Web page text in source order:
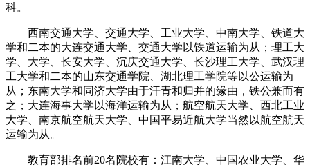
科。
西南交通大学、交通大学、工业大学、中南大学、铁道大
学和二本的大连交通大学、交通大学以铁道运输为从；理工大
学、大学、长安大学、沉庆交通大学、长沙理工大学、武汉理
工大学和二本的山东交通学院、湖北理工学院等以公运输为
从；东南大学和同济大学由于汗青和归并的缘由，铁公兼而有
之；大连海事大学以海洋运输为从；航空航天大学、西北工业
大学、南京航空航天大学、中国平易近航大学当然以航空航天
运输为从。
教育部排名前20名院校有：江南大学、中国农业大学、华